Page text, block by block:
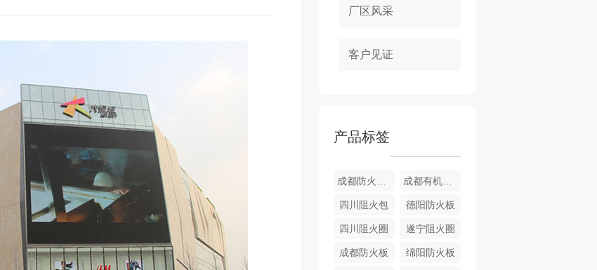
厂区风采
客户见证
产品标签
成都防火堵料 成都有机堵料
四川阻火包 德阳防火板
四川阻火圈 遂宁阻火圈
成都防火板 绵阳防火板